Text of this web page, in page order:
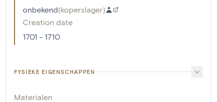
onbekend(koperslager)
Creation date
1701 - 1710
FYSIEKE EIGENSCHAPPEN
Materialen